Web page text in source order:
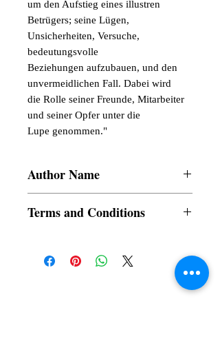
um den Aufstieg eines illustren
Betrügers; seine Lügen,
Unsicherheiten, Versuche,
bedeutungsvolle
Beziehungen aufzubauen, und den
unvermeidlichen Fall. Dabei wird
die Rolle seiner Freunde, Mitarbeiter
und seiner Opfer unter die
Lupe genommen."
Author Name
Terms and Conditions
refundable